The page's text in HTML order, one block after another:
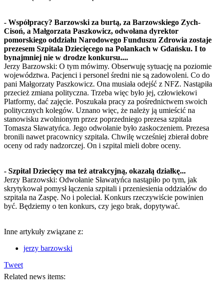
- Współpracy? Barzowski za burtą, za Barzowskiego Zych-
Cisoń, a Małgorzata Paszkowicz, odwołana dyrektor
pomorskiego oddziału Narodowego Funduszu Zdrowia zostaje
prezesem Szpitala Dziecięcego na Polankach w Gdańsku. I to
bynajmniej nie w drodze konkursu....
Jerzy Barzowski: O tym mówimy. Obserwuję sytuację na poziomie
województwa. Pacjenci i personel średni nie są zadowoleni. Co do
pani Małgorzaty Paszkowicz. Ona musiała odejść z NFZ. Nastąpiła
przecież zmiana polityczna. Trzeba więc było jej, człowiekowi
Platformy, dać zajęcie. Poszukała pracy za pośrednictwem swoich
politycznych kolegów. Uznano więc, że należy ją umieścić na
stanowisku zwolnionym przez poprzedniego prezesa szpitala
Tomasza Sławatyńca. Jego odwołanie było zaskoczeniem. Prezesa
bronili nawet pracownicy szpitala. Chwilę wcześniej zbierał dobre
oceny od rady nadzorczej. On i szpital mieli dobre oceny.
- Szpital Dziecięcy ma też atrakcyjną, okazałą działkę...
Jerzy Barzowski: Odwołanie Sławatyńca nastąpiło po tym, jak
skrytykował pomysł łączenia szpitali i przeniesienia oddziałów do
szpitala na Zaspę. No i poleciał. Konkurs rzeczywiście powinien
być. Będziemy o ten konkurs, czy jego brak, dopytywać.
Inne artykuły związane z:
jerzy barzowski
Tweet
Related news items: